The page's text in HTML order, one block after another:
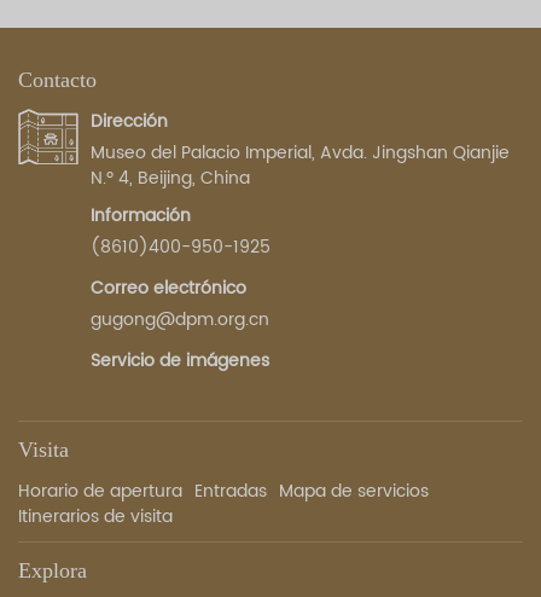
Contacto
Dirección
Museo del Palacio Imperial, Avda. Jingshan Qianjie
N.º 4, Beijing, China
Información
(8610)400-950-1925
Correo electrónico
gugong@dpm.org.cn
Servicio de imágenes
Visita
Horario de apertura Entradas Mapa de servicios
Itinerarios de visita
Explora